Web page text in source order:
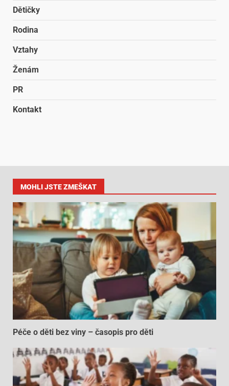
Dětičky
Rodina
Vztahy
Ženám
PR
Kontakt
MOHLI JSTE ZMEŠKAT
Péče o děti bez viny – časopis pro děti